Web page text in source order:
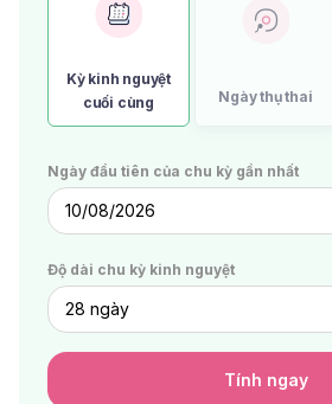
Kỳ kinh nguyệt
cuối cùng
Ngày thụ thai
Ngày đầu tiên của chu kỳ gần nhất
10/08/2026
Độ dài chu kỳ kinh nguyệt
Tính ngay